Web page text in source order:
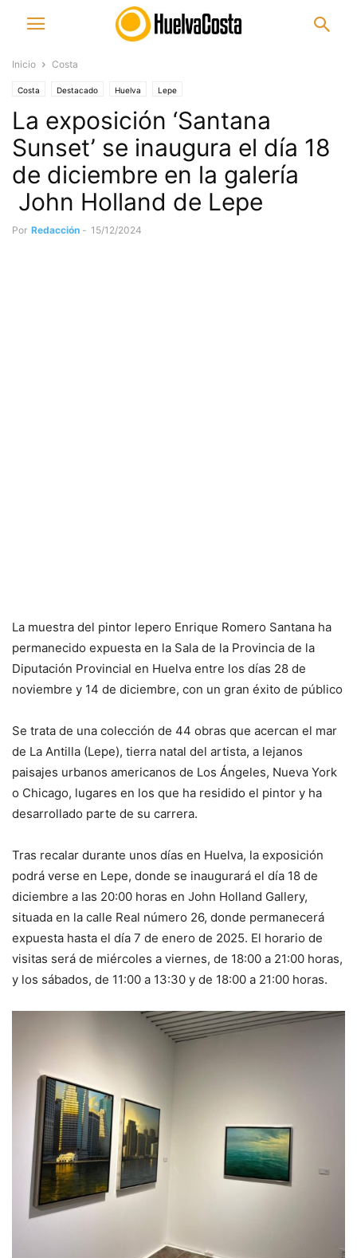
Inicio Costa
Costa Destacado Huelva Lepe
La exposición ‘Santana
Sunset’ se inaugura el día 18
de diciembre en la galería
John Holland de Lepe
Por Redacción - 15/12/2024
La muestra del pintor lepero Enrique Romero Santana ha
permanecido expuesta en la Sala de la Provincia de la
Diputación Provincial en Huelva entre los días 28 de
noviembre y 14 de diciembre, con un gran éxito de público
Se trata de una colección de 44 obras que acercan el mar
de La Antilla (Lepe), tierra natal del artista, a lejanos
paisajes urbanos americanos de Los Ángeles, Nueva York
o Chicago, lugares en los que ha residido el pintor y ha
desarrollado parte de su carrera.
Tras recalar durante unos días en Huelva, la exposición
podrá verse en Lepe, donde se inaugurará el día 18 de
diciembre a las 20:00 horas en John Holland Gallery,
situada en la calle Real número 26, donde permanecerá
expuesta hasta el día 7 de enero de 2025. El horario de
visitas será de miércoles a viernes, de 18:00 a 21:00 horas,
y los sábados, de 11:00 a 13:30 y de 18:00 a 21:00 horas.